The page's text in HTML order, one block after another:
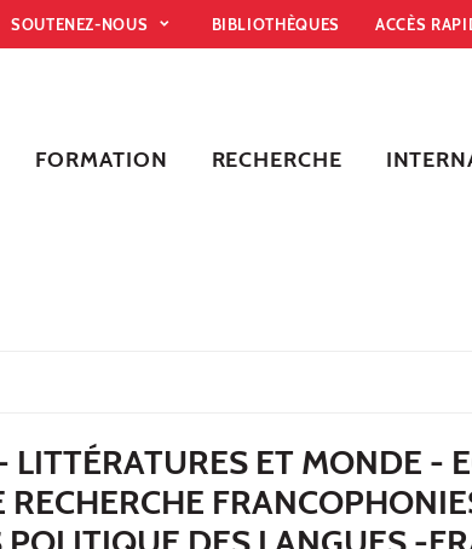
SOUTENEZ-NOUS BIBLIOTHÈQUES ACCÈS
FORMATION RECHERCHE
LITTÉRATURES ET MONDE -